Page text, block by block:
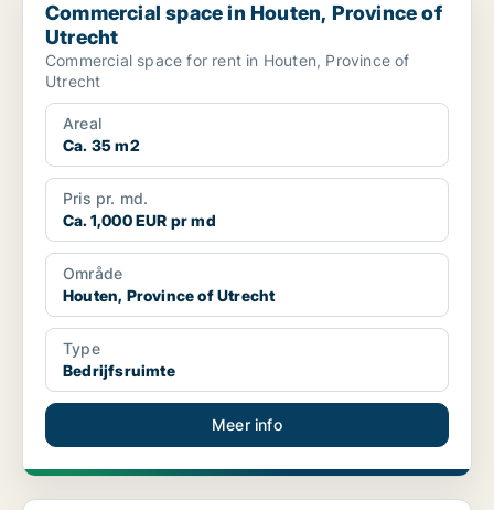
Commercial space in Houten, Province of
Utrecht
Commercial space for rent in Houten, Province of
Utrecht
Areal
Ca. 35 m2
Pris pr. md.
Ca. 1,000 EUR pr md
Område
Houten, Province of Utrecht
Type
Bedrijfsruimte
Meer info